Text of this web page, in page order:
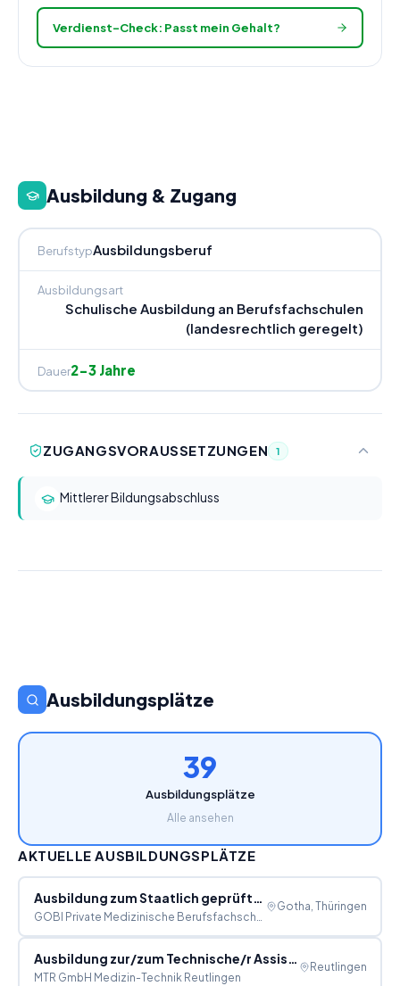
Verdienst-Check: Passt mein Gehalt?
Ausbildung & Zugang
BerufstypAusbildungsberuf
Ausbildungsart
Schulische Ausbildung an Berufsfachschulen
(landesrechtlich geregelt)
Dauer2-3 Jahre
ZUGANGSVORAUSSETZUNGEN 1
Mittlerer Bildungsabschluss
Ausbildungsplätze
39
Ausbildungsplätze
Alle ansehen
AKTUELLE AUSBILDUNGSPLÄTZE
Gotha, Thüringen
MTR GmbH Medizin-Technik Reutlingen
Reutlingen